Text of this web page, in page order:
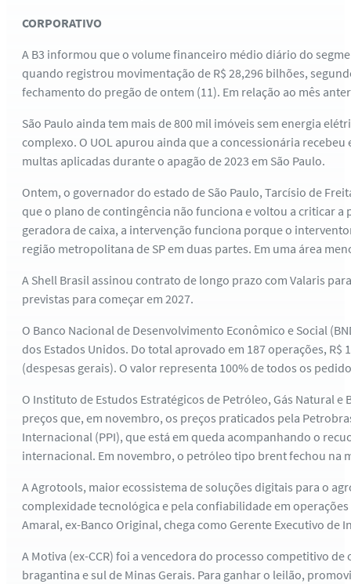
CORPORATIVO
A B3 informou que o volume financeiro médio diário do
quando registrou movimentação de R$ 28,296 bilhões,
fechamento do pregão de ontem (11). Em relação ao mês
São Paulo ainda tem mais de 800 mil imóveis sem energia
complexo. O UOL apurou ainda que a concessionária
multas aplicadas durante o apagão de 2023 em São Paulo.
Ontem, o governador do estado de São Paulo, Tarcísio de
que o plano de contingência não funciona e voltou a criticar a
geradora de caixa, a intervenção funciona porque o
região metropolitana de SP em duas partes. Em uma área
A Shell Brasil assinou contrato de longo prazo com Valaris
previstas para começar em 2027.
O Banco Nacional de Desenvolvimento Econômico e Social
dos Estados Unidos. Do total aprovado em 187 operações,
(despesas gerais). O valor representa 100% de todos os
O Instituto de Estudos Estratégicos de Petróleo, Gás Natural
preços que, em novembro, os preços praticados pela
Internacional (PPI), que está em queda acompanhando o
internacional. Em novembro, o petróleo tipo brent fechou na
A Agrotools, maior ecossistema de soluções digitais para o
complexidade tecnológica e pela confiabilidade em
Amaral, ex-Banco Original, chega como Gerente Executivo de
A Motiva (ex-CCR) foi a vencedora do processo competitivo
bragantina e sul de Minas Gerais. Para ganhar o leilão,